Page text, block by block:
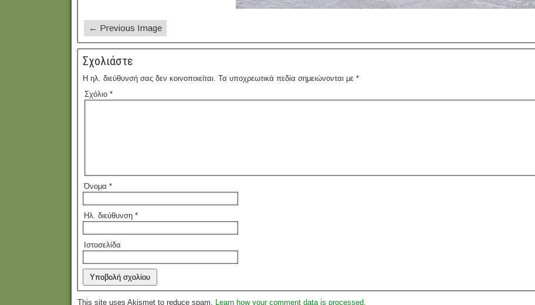
← Previous Image
Σχολιάστε
Η ηλ. διεύθυνσή σας δεν κοινοποιείται. Τα υποχρεωτικά πεδία σημειώνονται με *
Σχόλιο *
Όνομα *
Ηλ. διεύθυνση *
Ιστοσελίδα
This site uses Akismet to reduce spam. Learn how your comment data is processed.